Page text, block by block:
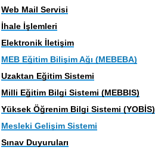
Web Mail Servisi
İhale İşlemleri
Elektronik İletişim
MEB Eğitim Bilişim Ağı (MEBEBA)
Uzaktan Eğitim Sistemi
Milli Eğitim Bilgi Sistemi (MEBBIS)
Yüksek Öğrenim Bilgi Sistemi (YOBİS)
Mesleki Gelişim Sistemi
Sınav Duyuruları